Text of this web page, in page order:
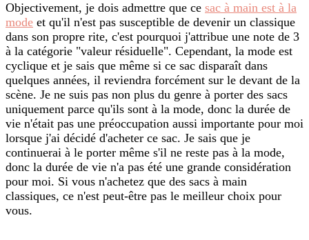
Objectivement, je dois admettre que ce sac à main est à la
mode et qu'il n'est pas susceptible de devenir un classique
dans son propre rite, c'est pourquoi j'attribue une note de 3
à la catégorie "valeur résiduelle". Cependant, la mode est
cyclique et je sais que même si ce sac disparaît dans
quelques années, il reviendra forcément sur le devant de la
scène. Je ne suis pas non plus du genre à porter des sacs
uniquement parce qu'ils sont à la mode, donc la durée de
vie n'était pas une préoccupation aussi importante pour moi
lorsque j'ai décidé d'acheter ce sac. Je sais que je
continuerai à le porter même s'il ne reste pas à la mode,
donc la durée de vie n'a pas été une grande considération
pour moi. Si vous n'achetez que des sacs à main
classiques, ce n'est peut-être pas le meilleur choix pour
vous.